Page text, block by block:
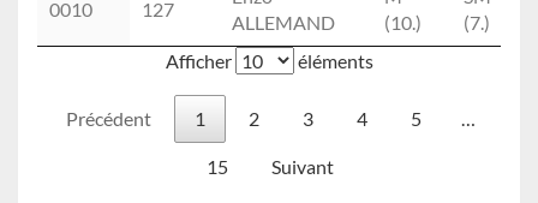
0010 127
ALLEMAND
(10.)
(7.)
Afficher
éléments
Précédent 1 2 3 4 5 …
15 Suivant